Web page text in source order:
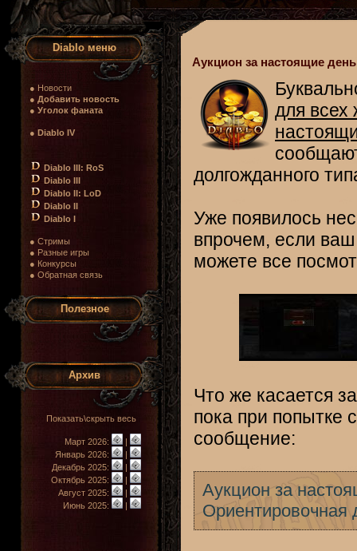
Diablo меню
● Новости
● Добавить новость
● Уголок фаната
● Diablo IV
Diablo III: RoS
Diablo III
Diablo II: LoD
Diablo II
Diablo I
● Стримы
● Разные игры
● Конкурсы
● Обратная связь
Полезное
Архив
Показать\скрыть весь
Март 2026:
|
Январь 2026:
|
Декабрь 2025:
|
Октябрь 2025:
|
Август 2025:
|
Июнь 2025:
|
Аукцион за настоящие
для всех
долгожданного
Уже появилось
впрочем, если
можете все
Что же касается
пока при попытке
сообщение:
Аукцион за
Ориентировочная